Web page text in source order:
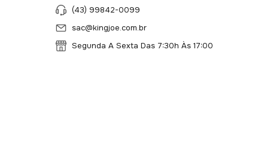
(43) 99842-0099
sac@kingjoe.com.br
Segunda A Sexta Das 7:30h Às 17:00